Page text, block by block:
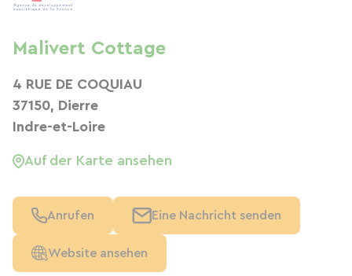
Malivert Cottage
4 RUE DE COQUIAU
37150, Dierre
Indre-et-Loire
Auf der Karte ansehen
Anrufen Eine Nachricht senden
Website ansehen